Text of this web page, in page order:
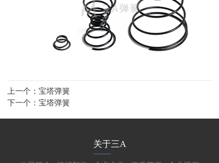
上一个： 宝塔弹簧
下一个： 宝塔弹簧
关于三A